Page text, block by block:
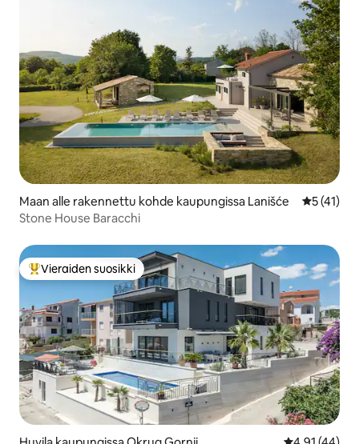
Maan alle rakennettu kohde kaupungissa Lanišće
5 (41)
Stone House Baracchi
Vieraiden suosikkien parhaimmistoa
Vieraiden suosikki